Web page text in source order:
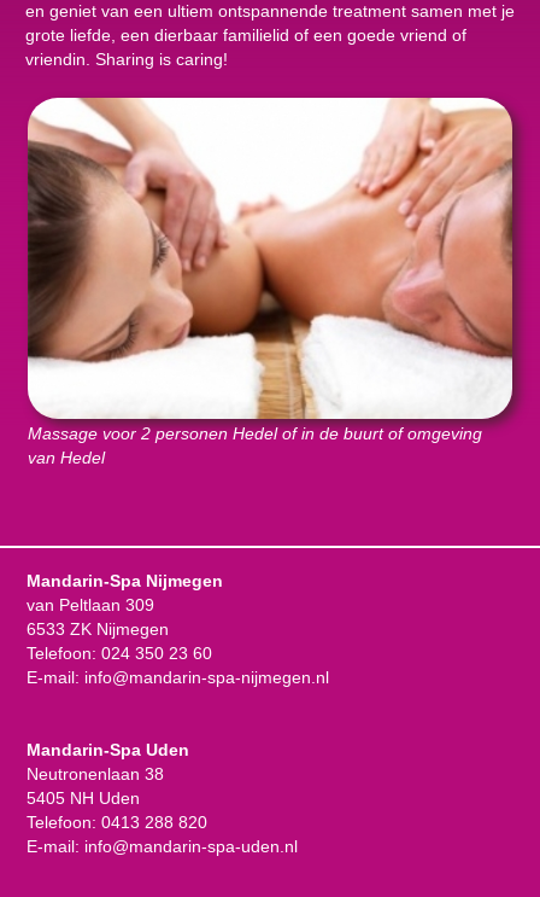
en geniet van een ultiem ontspannende treatment samen met je
grote liefde, een dierbaar familielid of een goede vriend of
vriendin. Sharing is caring!
Massage voor 2 personen Hedel of in de buurt of omgeving
van Hedel
Mandarin-Spa Nijmegen
van Peltlaan 309
6533 ZK Nijmegen
Telefoon: 024 350 23 60
E-mail: info@mandarin-spa-nijmegen.nl
Mandarin-Spa Uden
Neutronenlaan 38
5405 NH Uden
Telefoon: 0413 288 820
E-mail: info@mandarin-spa-uden.nl